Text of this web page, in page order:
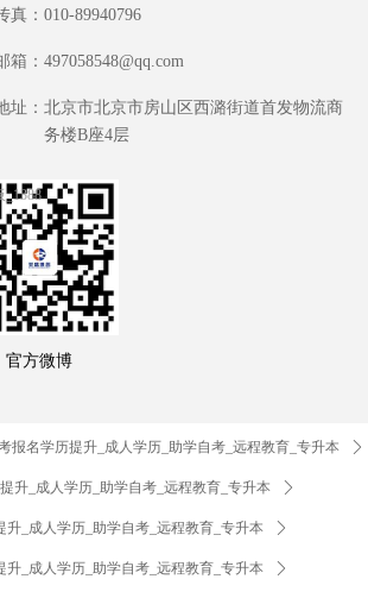
官方微博
真： 010-89940796
箱： 497058548@qq.com
址： 北京市北京市房山区西潞街道首发物流商
务楼B座4层
_1388
报名学历提升_成人学历_助学自考_远程教育_专升本 ꄲ
升_成人学历_助学自考_远程教育_专升本 ꄲ
_成人学历_助学自考_远程教育_专升本 ꄲ
升_成人学历_助学自考_远程教育_专升本 ꄲ